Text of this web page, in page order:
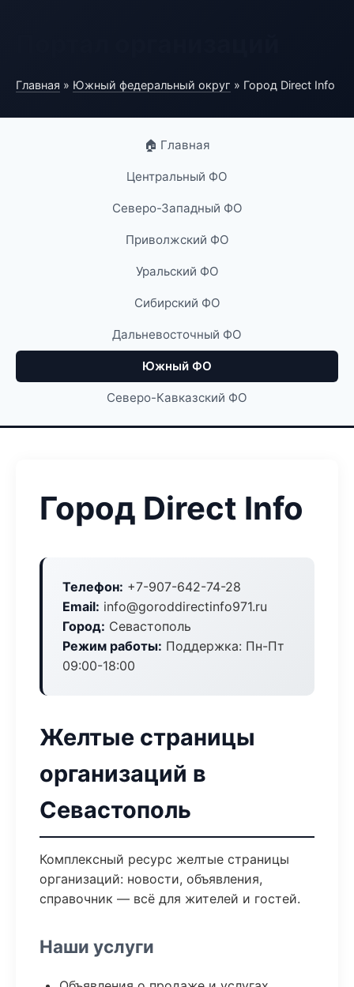
Главная » Южный федеральный округ » Город Direct Info
🏠 Главная
Центральный ФО
Северо-Западный ФО
Приволжский ФО
Уральский ФО
Сибирский ФО
Дальневосточный ФО
Южный ФО
Северо-Кавказский ФО
Город Direct Info
Телефон: +7-907-642-74-28
Email: info@goroddirectinfo971.ru
Город: Севастополь
Режим работы: Поддержка: Пн-Пт
09:00-18:00
Желтые страницы
организаций в
Севастополь
Комплексный ресурс желтые страницы
организаций: новости, объявления,
справочник — всё для жителей и гостей.
Наши услуги